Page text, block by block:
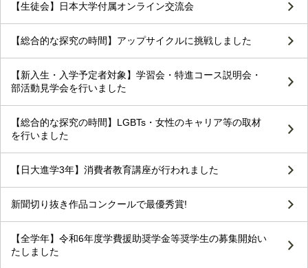
【生徒会】日本大学付属オンライン交流会
【総合的な探究の時間】アップサイクルに挑戦しました
【新入生・入学予定者対象】学習会・特進コース説明会・
部活動見学会を行いました
【総合的な探究の時間】LGBTs・女性のキャリア等の取材
を行いました
【日大進学3年】消費者教育講座が行われました
新聞切り抜き作品コンクールで最優秀賞!
【全学年】令和6年度学費援助奨学金等奨学生の募集開始い
たしました